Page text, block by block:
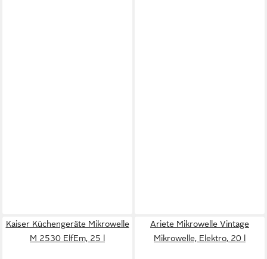
Kaiser Küchengeräte Mikrowelle
M 2530 ElfEm, 25 l
Ariete Mikrowelle Vintage
Mikrowelle, Elektro, 20 l